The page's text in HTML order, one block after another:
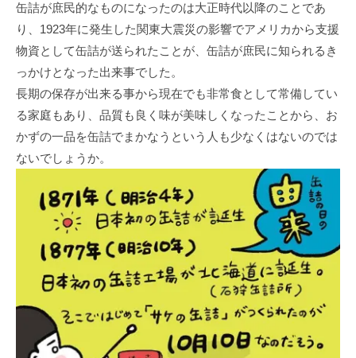
缶詰が庶民的なものになったのは大正時代以降のことであ
り、1923年に発生した関東大震災の影響でアメリカから支援
物資として缶詰が送られたことが、缶詰が庶民に知られるき
っかけとなった出来事でした。
長期の保存が出来る事から現在でも非常食として常備してい
る家庭もあり、品質も良く味が美味しくなったことから、お
かずの一品を缶詰でまかなうという人も少なくはないのでは
ないでしょうか。